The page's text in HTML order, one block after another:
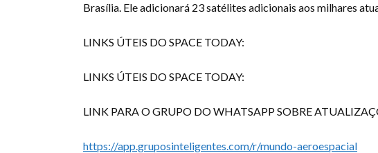
Brasília. Ele adicionará 23 satélites adicionais aos milhares
LINKS ÚTEIS DO SPACE TODAY:
LINKS ÚTEIS DO SPACE TODAY:
LINK PARA O GRUPO DO WHATSAPP SOBRE
https://app.gruposinteligentes.com/r/mundo-aeroespacial